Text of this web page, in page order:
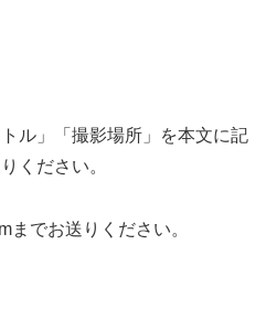
ル」「撮影場所」を本文に記
ください。
までお送りください。